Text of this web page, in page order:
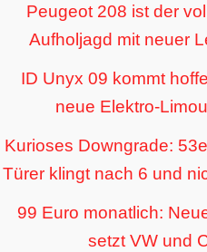
Peugeot 208 ist der
Aufholjagd mit neuer
ID Unyx 09 kommt
neue Elektro-
Kurioses Downgrade:
Türer klingt nach 6 und
99 Euro monatlich:
setzt VW und